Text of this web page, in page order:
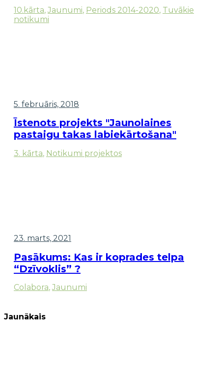
10.kārta, Jaunumi, Periods 2014-2020, Tuvākie
notikumi
5. februāris, 2018
Īstenots projekts "Jaunolaines
pastaigu takas labiekārtošana"
3. kārta, Notikumi projektos
23. marts, 2021
Pasākums: Kas ir koprades telpa
“Dzīvoklis” ?
Colabora, Jaunumi
Jaunākais